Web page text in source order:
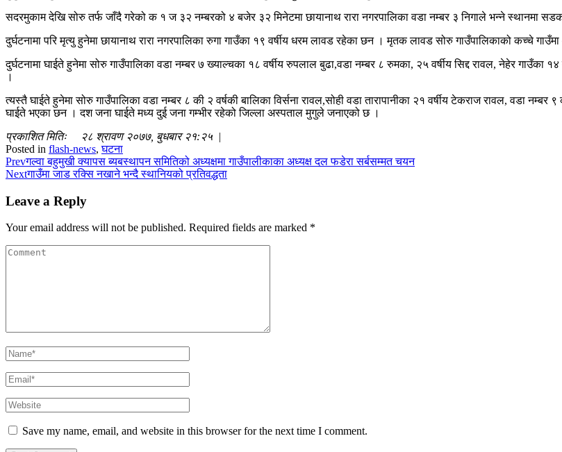
सदरमुकाम देखि सोरु तर्फ जाँदै गरेको क १ ज ३२ नम्बरको ४ बजेर ३२ मिनेटमा छायानाथ रारा नगरपालिका वडा नम्बर ३ निगाले भन्ने स्थानमा
दुर्घटनामा परि मृत्यु हुनेमा छायानाथ रारा नगरपालिका रुगा गाउँका १९ वर्षीय धरम लावड रहेका छन । मृतक लावड सोरु गाउँपालिकाको कच्चे
दुर्घटनामा घाईते हुनेमा सोरु गाउँपालिका वडा नम्बर ७ ख्याल्चका १८ वर्षीय रुपलाल बुढा,वडा नम्बर ८ रुमका, २५ वर्षीय सिद्द रावल, नेहेर गाउँका
।
त्यस्तै घाईते हुनेमा सोरु गाउँपालिका वडा नम्बर ८ की २ वर्षकी बालिका विर्सना रावल,सोही वडा तारापानीका २१ वर्षीय टेकराज रावल, वडा
घाईते भएका छन । दश जना घाईते मध्य दुई जना गम्भीर रहेको जिल्ला अस्पताल मुगुले जनाएको छ ।
प्रकाशित मितिः २८ श्रावण २०७७, बुधबार २१:२५ |
Posted in flash-news,घटना
Prevगल्वा बहुमुखी क्यापस ब्यबस्थापन समितिको अध्यक्षमा गाउँपालीकाका अध्यक्ष दल फडेरा सर्बसम्मत चयन
Nextगाउँमा जाड रक्सि नखाने भन्दै स्थानियको प्रतिवद्धता
Leave a Reply
Your email address will not be published. Required fields are marked *
Save my name, email, and website in this browser for the next time I comment.